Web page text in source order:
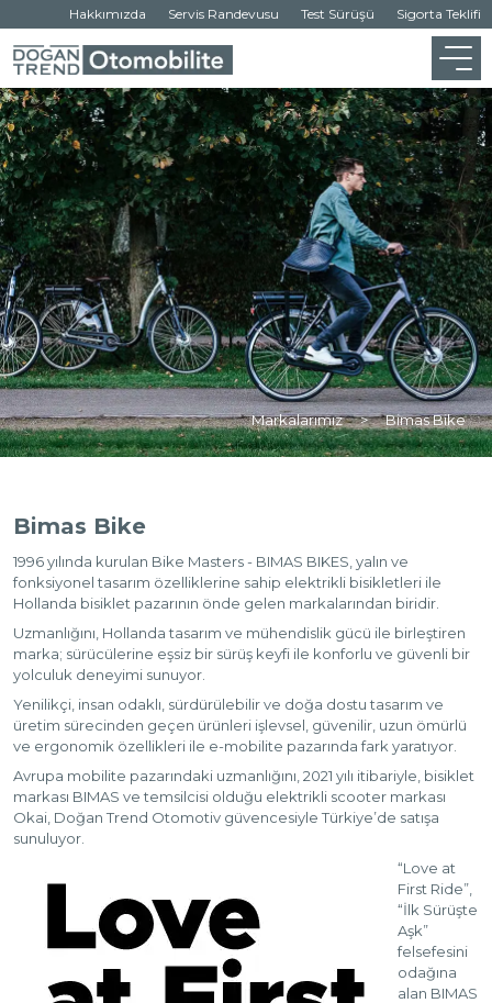
Hakkımızda Servis Randevusu Test Sürüşü Sigorta Teklifi
Markalarımız > Bimas Bike
Bimas Bike
1996 yılında kurulan Bike Masters - BIMAS BIKES, yalın ve
fonksiyonel tasarım özelliklerine sahip elektrikli bisikletleri ile
Hollanda bisiklet pazarının önde gelen markalarından biridir.
Uzmanlığını, Hollanda tasarım ve mühendislik gücü ile birleştiren
marka; sürücülerine eşsiz bir sürüş keyfi ile konforlu ve güvenli bir
yolculuk deneyimi sunuyor.
Yenilikçi, insan odaklı, sürdürülebilir ve doğa dostu tasarım ve
üretim sürecinden geçen ürünleri işlevsel, güvenilir, uzun ömürlü
ve ergonomik özellikleri ile e-mobilite pazarında fark yaratıyor.
Avrupa mobilite pazarındaki uzmanlığını, 2021 yılı itibariyle, bisiklet
markası BIMAS ve temsilcisi olduğu elektrikli scooter markası
Okai, Doğan Trend Otomotiv güvencesiyle Türkiye’de satışa
sunuluyor.
“Love at
First Ride”,
“İlk Sürüşte
Aşk”
felsefesini
odağına
alan BIMAS